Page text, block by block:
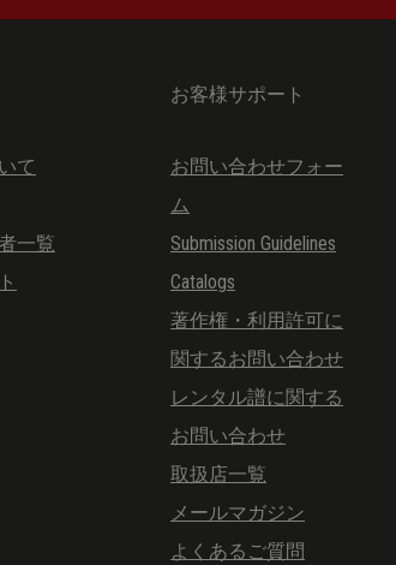
て
一覧
お客様サポート
お問い合わせフォー
ム
Submission Guidelines
Catalogs
著作権・利用許可に
関するお問い合わせ
レンタル譜に関する
お問い合わせ
取扱店一覧
メールマガジン
よくあるご質問